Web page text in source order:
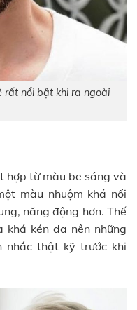
rất nổi bật khi ra ngoài
hợp từ màu be sáng và
màu nhuộm khá nổi
năng động hơn. Thế
khá kén da nên những
nhắc thật kỹ trước khi